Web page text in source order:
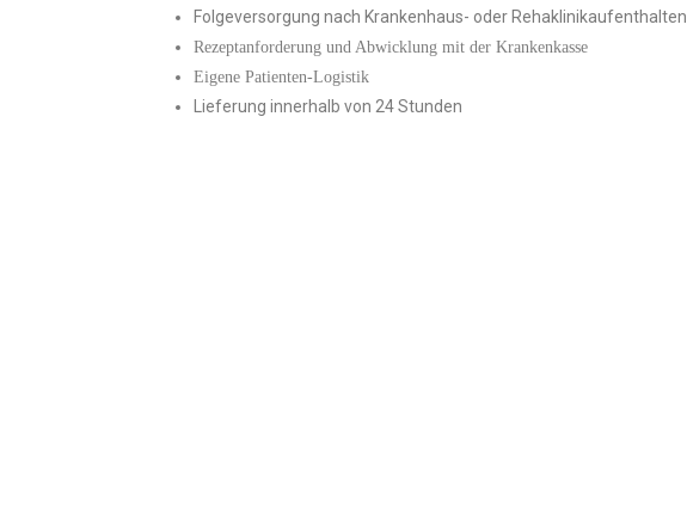
Folgeversorgung nach Krankenhaus- oder Rehaklinikaufenthalten
Rezeptanforderung und Abwicklung mit der Krankenkasse
Eigene Patienten-Logistik
Lieferung innerhalb von 24 Stunden